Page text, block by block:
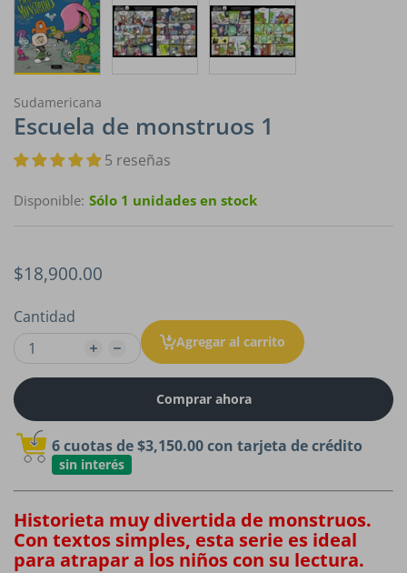
Sudamericana
Escuela de monstruos 1
5 reseñas
Disponible: Sólo 1 unidades en stock
$18,900.00
Cantidad
Agregar al carrito
Comprar ahora
6 cuotas de$3,150.00con tarjeta de crédito
sin interés
Historieta muy divertida de monstruos.
Con textos simples, esta serie es ideal
para atrapar a los niños con su lectura.